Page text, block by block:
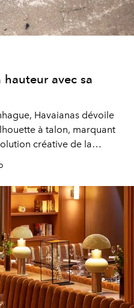
avec sa
Havaianas dévoile
à talon, marquant
créative de la